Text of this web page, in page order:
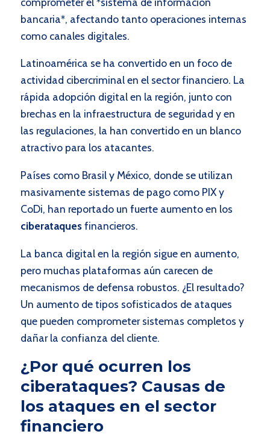
bancaria*, afectando tanto operaciones internas
como canales digitales.
Latinoamérica se ha convertido en un foco de
actividad cibercriminal en el sector financiero. La
rápida adopción digital en la región, junto con
brechas en la infraestructura de seguridad y en
las regulaciones, la han convertido en un blanco
atractivo para los atacantes.
Países como Brasil y México, donde se utilizan
masivamente sistemas de pago como PIX y
CoDi, han reportado un fuerte aumento en los
ciberataquesfinancieros.
La banca digital en la región sigue en aumento,
pero muchas plataformas aún carecen de
mecanismos de defensa robustos. ¿El resultado?
Un aumento de tipos sofisticados de ataques
que pueden comprometer sistemas completos y
dañar la confianza del cliente.
¿Por qué ocurren los
ciberataques? Causas de
los ataques en el sector
financiero